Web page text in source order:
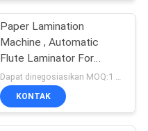
Paper Lamination
Machine , Automatic
Flute Laminator For
Cardboard
Dapat dinegosiasikan MOQ:1 Set / set
KONTAK